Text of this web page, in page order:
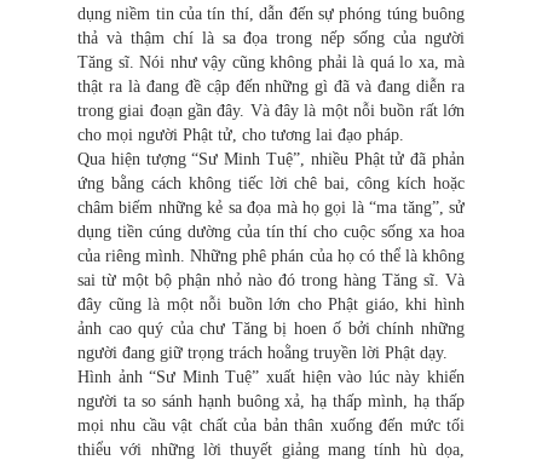
dụng niềm tin của tín thí, dẫn đến sự phóng túng buông
thả và thậm chí là sa đọa trong nếp sống của người
Tăng sĩ. Nói như vậy cũng không phải là quá lo xa, mà
thật ra là đang đề cập đến những gì đã và đang diễn ra
trong giai đoạn gần đây. Và đây là một nỗi buồn rất lớn
cho mọi người Phật tử, cho tương lai đạo pháp.
Qua hiện tượng “Sư Minh Tuệ”, nhiều Phật tử đã phản
ứng bằng cách không tiếc lời chê bai, công kích hoặc
châm biếm những kẻ sa đọa mà họ gọi là “ma tăng”, sử
dụng tiền cúng dường của tín thí cho cuộc sống xa hoa
của riêng mình. Những phê phán của họ có thể là không
sai từ một bộ phận nhỏ nào đó trong hàng Tăng sĩ. Và
đây cũng là một nỗi buồn lớn cho Phật giáo, khi hình
ảnh cao quý của chư Tăng bị hoen ố bởi chính những
người đang giữ trọng trách hoằng truyền lời Phật dạy.
Hình ảnh “Sư Minh Tuệ” xuất hiện vào lúc này khiến
người ta so sánh hạnh buông xả, hạ thấp mình, hạ thấp
mọi nhu cầu vật chất của bản thân xuống đến mức tối
thiểu với những lời thuyết giảng mang tính hù dọa,